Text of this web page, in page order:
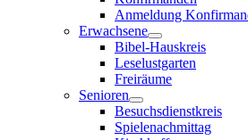
Anmeldung
Erwachsene
Bibel-Hauskreis
Leselustgarten
Freiräume
Senioren
Besuchsdienstkreis
Spielenachmittag